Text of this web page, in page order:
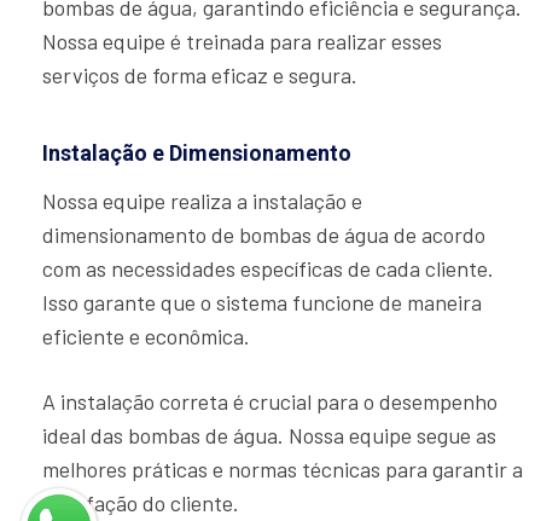
bombas de água, garantindo eficiência e segurança.
Nossa equipe é treinada para realizar esses
serviços de forma eficaz e segura.
Instalação e Dimensionamento
Nossa equipe realiza a instalação e
dimensionamento de bombas de água de acordo
com as necessidades específicas de cada cliente.
Isso garante que o sistema funcione de maneira
eficiente e econômica.
A instalação correta é crucial para o desempenho
ideal das bombas de água. Nossa equipe segue as
melhores práticas e normas técnicas para garantir a
satisfação do cliente.